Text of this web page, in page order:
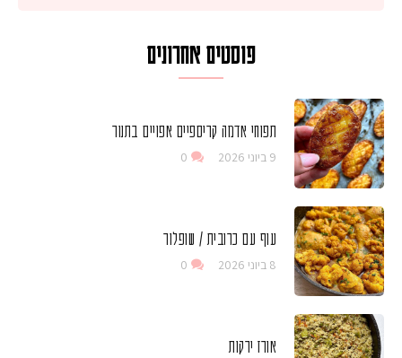
פוסטים אחרונים
תפוחי אדמה קריספיים אפויים בתנור
9 ביוני 2026 0
עוף עם כרובית / שופלור
8 ביוני 2026 0
אורז ירקות